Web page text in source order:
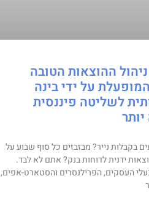
ההוצאות הטובה
על ידי בינה
לשליטה פיננסית
בקבלות נייר? מבזבזים כל סוף שבוע על
ידנית לדוחות בנק? אתם לא לבד.
העסקים, הפרילנסרים והסטארט-אפים,